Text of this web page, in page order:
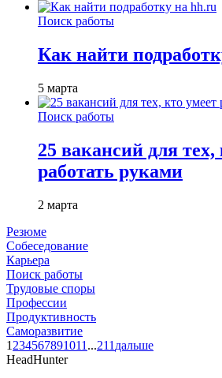
Поиск работы
Как найти
5 марта
Поиск работы
25 вакансий для тех,
работать руками
2 марта
Резюме
Собеседование
Карьера
Поиск работы
Трудовые споры
Профессии
Продуктивность
Саморазвитие
1 234567891011 ...211 дальше
HeadHunter